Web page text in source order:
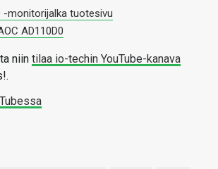
-monitorijalka tuotesivu
AD110D0
niin tilaa io-techin YouTube-kanava